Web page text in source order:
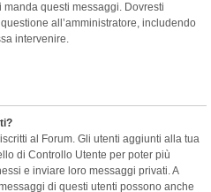
questi messaggi. Dovresti
all’amministratore, includendo
intervenire.
al Forum. Gli utenti aggiunti alla tua
di Controllo Utente per poter più
e inviare loro messaggi privati. A
di questi utenti possono anche